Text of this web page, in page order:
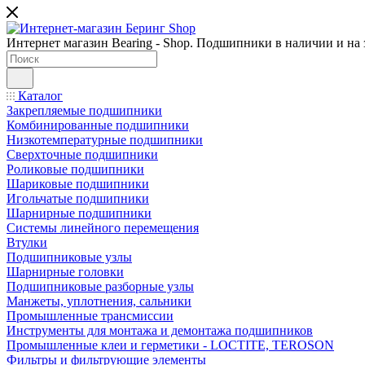
Интернет магазин Bearing - Shop. Подшипники в наличии и на
Каталог
Закрепляемые подшипники
Комбинированные подшипники
Низкотемпературные подшипники
Сверхточные подшипники
Роликовые подшипники
Шариковые подшипники
Игольчатые подшипники
Шарнирные подшипники
Системы линейного перемещения
Втулки
Подшипниковые узлы
Шарнирные головки
Подшипниковые разборные узлы
Манжеты, уплотнения, сальники
Промышленные трансмиссии
Инструменты для монтажа и демонтажа подшипников
Промышленные клеи и герметики - LOCTITE, TEROSON
Фильтры и фильтрующие элементы